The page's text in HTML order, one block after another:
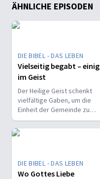
ÄHNLICHE EPISODEN
DIE BIBEL - DAS LEBEN
Vielseitig begabt – einig
im Geist
Der Heilige Geist schenkt
vielfältige Gaben, um die
Einheit der Gemeinde zu
stärken und sie zu
befähigen, Christus vor den
Menschen zu bekennen.
DIE BIBEL - DAS LEBEN
Wo Gottes Liebe